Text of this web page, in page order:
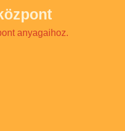
anyagaihoz.